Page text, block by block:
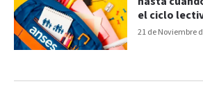
21 de Noviembre
el ciclo